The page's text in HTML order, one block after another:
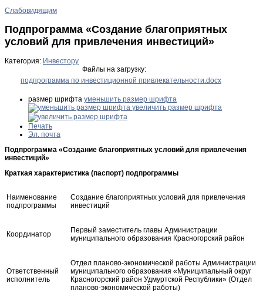
Слабовидящим
Подпрограмма «Создание благоприятных
условий для привлечения инвестиций»
Категория: Инвестору
Файлы на загрузку:
подпрограмма по инвестиционной привлекательности.docx
размер шрифта уменьшить размер шрифта
увеличить размер шрифта
Печать
Эл. почта
Подпрограмма «Создание благоприятных условий для привлечения
инвестиций»
Краткая характеристика (паспорт) подпрограммы
Наименование
подпрограммы
Создание благоприятных условий для привлечения
инвестиций
Координатор
Первый заместитель главы Администрации
муниципального образования Красногорский район
Ответственный
исполнитель
Отдел планово-экономической работы Администрации
муниципального образования «Муниципальный округ
Красногорский район Удмуртской Республики» (Отдел
планово-экономической работы)